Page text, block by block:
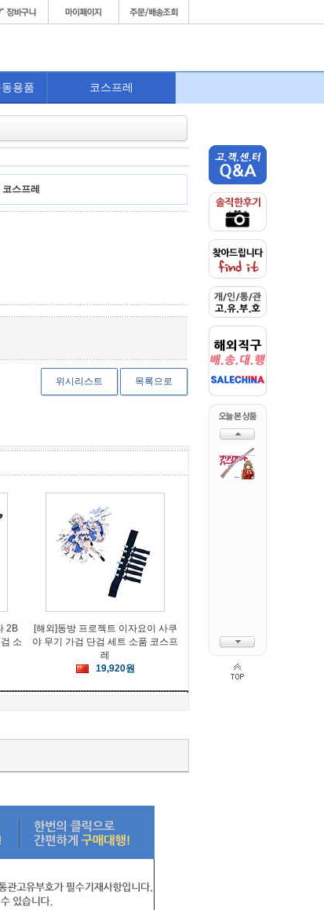
용품 코스프레
코난 대나무
원
兔漫工作室
[무료배송]소드 아트 온라인_소
아온 유우키 아스나 110cm 램피
언트 라이트 PU 가검 소
33,600원
스프레
위시리스트 목록으로
2B
소
[해외]동방 프로젝트 이자요이 사쿠
야 무기 가검 단검 세트 소품 코스프
레
19,920원